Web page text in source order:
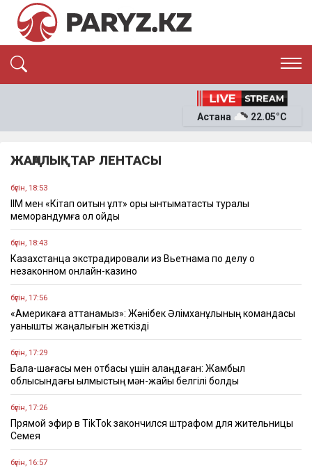
ЭКОНОМИКА
ОҚИҒА
Астана 22.05°C
ЖАҢАЛЫҚТАР ЛЕНТАСЫ
бүгін, 18:53
ІІМ мен «Кітап оқитын ұлт» қоры ынтымақтастық туралы
меморандумға қол қойды
бүгін, 18:43
Казахстанца экстрадировали из Вьетнама по делу о
незаконном онлайн-казино
бүгін, 17:56
«Америкаға аттанамыз»: Жәнібек Әлімханұлының командасы
қуанышты жаңалығын жеткізді
бүгін, 17:29
Бала-шағасы мен отбасы үшін алаңдаған: Жамбыл
облысындағы қылмыстың мән-жайы белгілі болды
бүгін, 17:26
Прямой эфир в TikTok закончился штрафом для жительницы
Семея
бүгін, 16:57